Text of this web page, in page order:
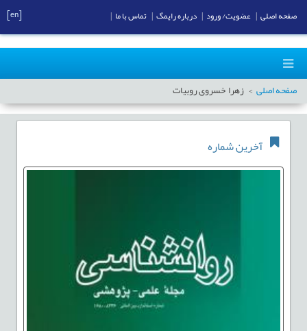
صفحه اصلی زهرا خسروی روبیات
آخرین شماره
صفحه اصلی عضویت/ ورود درباره رایمگ تماس با ما